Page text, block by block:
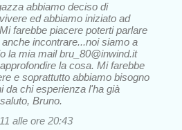
abbiamo deciso di
ed abbiamo iniziato ad
farebbe piacere poterti parlare
incontrare...noi siamo a
la mia mail bru_80@inwind.it
la cosa. Mi farebbe
e soprattutto abbiamo bisogno
da chi esperienza l'ha già
Bruno.
alle ore 20:43